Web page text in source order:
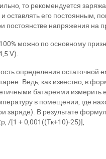
то рекомендуется
его постоянным,
постоянстве напряжения на
можно по основному
V).
определения остаточной
Ведь, как известно, в
батареями
в помещении, где
заряде). В результате
/[1 + 0,001((Tк+10)-25)],